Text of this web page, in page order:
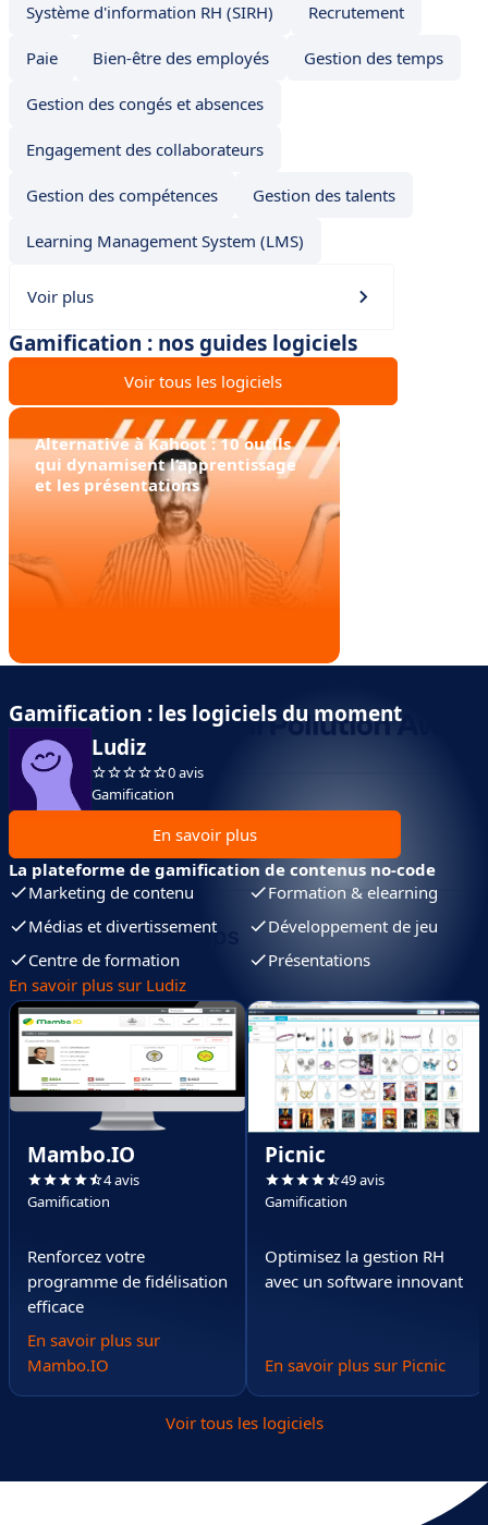
Système d'information RH (SIRH) Recrutement
Paie Bien-être des employés Gestion des temps
Gestion des congés et absences
Engagement des collaborateurs
Gestion des compétences Gestion des talents
Learning Management System (LMS)
Voir plus
Gamification : nos guides logiciels
Voir tous les logiciels
Alternative à Kahoot : 10 outils
qui dynamisent l’apprentissage
et les présentations
Gamification : les logiciels du moment
Ludiz
0 avis
Gamification
En savoir plus
La plateforme de gamification de contenus no-code
Marketing de contenu
Formation & elearning
Médias et divertissement
Développement de jeu
Centre de formation
Présentations
En savoir plus sur Ludiz
Mambo.IO
4 avis
Gamification
Renforcez votre
programme de fidélisation
efficace
En savoir plus sur
Mambo.IO
Picnic
49 avis
Gamification
Optimisez la gestion RH
avec un software innovant
En savoir plus sur Picnic
Voir tous les logiciels